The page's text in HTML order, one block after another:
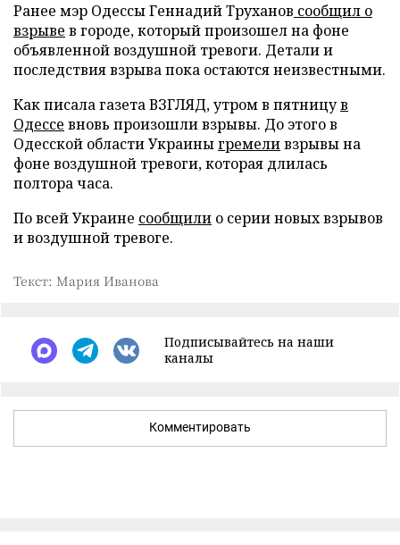
Ранее мэр Одессы Геннадий Труханов сообщил о
взрыве в городе, который произошел на фоне
объявленной воздушной тревоги. Детали и
последствия взрыва пока остаются неизвестными.
Как писала газета ВЗГЛЯД, утром в пятницув
Одессе вновь произошли взрывы. До этого в
Одесской области Украиныгремеливзрывы на
фоне воздушной тревоги, которая длилась
полтора часа.
По всей Украине сообщили о серии новых взрывов
и воздушной тревоге.
Текст: Мария Иванова
Подписывайтесь на наши
каналы
Комментировать